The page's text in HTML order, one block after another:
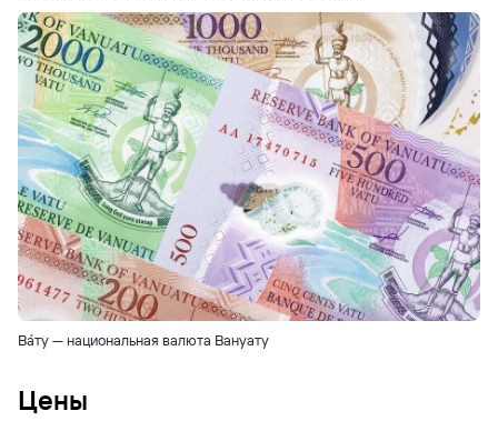
Ва́ту — национальная валюта Вануату
Цены